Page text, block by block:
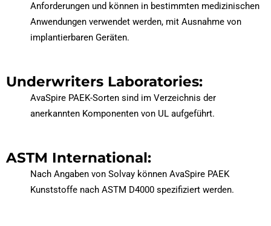
Anforderungen und können in bestimmten medizinischen
Anwendungen verwendet werden, mit Ausnahme von
implantierbaren Geräten.
Underwriters Laboratories:
AvaSpire PAEK-Sorten sind im Verzeichnis der
anerkannten Komponenten von UL aufgeführt.
ASTM International:
Nach Angaben von Solvay können AvaSpire PAEK
Kunststoffe nach ASTM D4000 spezifiziert werden.